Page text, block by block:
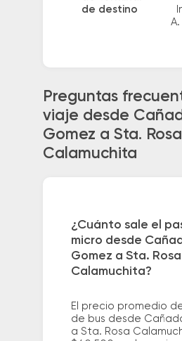
de destino
Preguntas
viaje desde
Gomez a Sta. Rosa
Calamuchita
¿Cuánto sale el
micro desde
Gomez a Sta. Rosa
Calamuchita?
El precio promedio
de bus desde
a Sta. Rosa